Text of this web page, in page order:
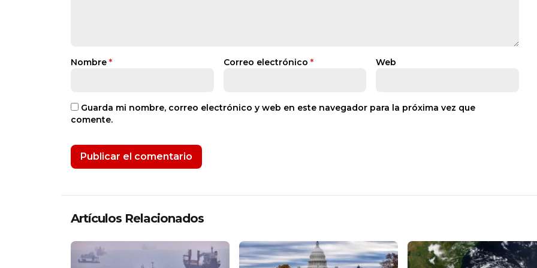
Nombre * Correo electrónico * Web
Guarda mi nombre, correo electrónico y web en este navegador para la próxima vez que
comente.
Artículos Relacionados